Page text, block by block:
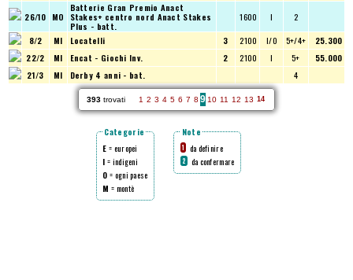
26/10 MO
Batterie Gran Premio Anact
Stakes+ centro nord Anact Stakes
Plus - batt.
1600 I
2
8/2
MI Locatelli 3 2100 I/O 5+/4+
25.300
22/2
MI Encat - Giochi Inv. 2 2100 I 5+
55.000
21/3
MI Derby 4 anni - bat. 4
393 trovati 1 2 3 4 5 6 7 8 9 10 11 12 13 14
Categorie
E = europei
I = indigeni
O = ogni paese
M = montè
Note
1 da definire
2 da confermare